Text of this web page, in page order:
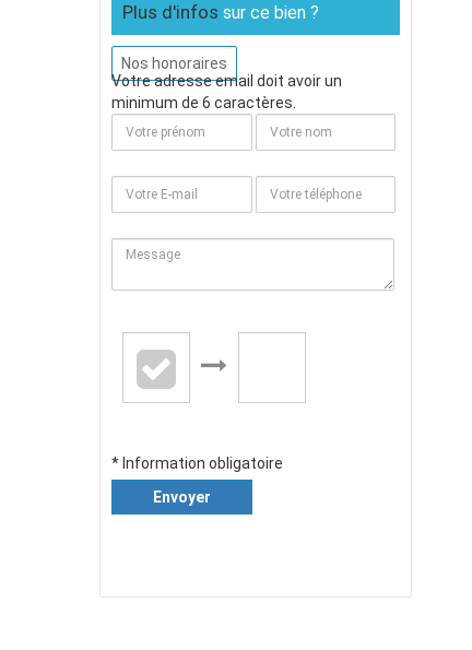
Plus d'infos sur ce bien ?
Nos honoraires
Votre adresse email doit avoir un
minimum de 6 caractères.
* Information obligatoire
Envoyer